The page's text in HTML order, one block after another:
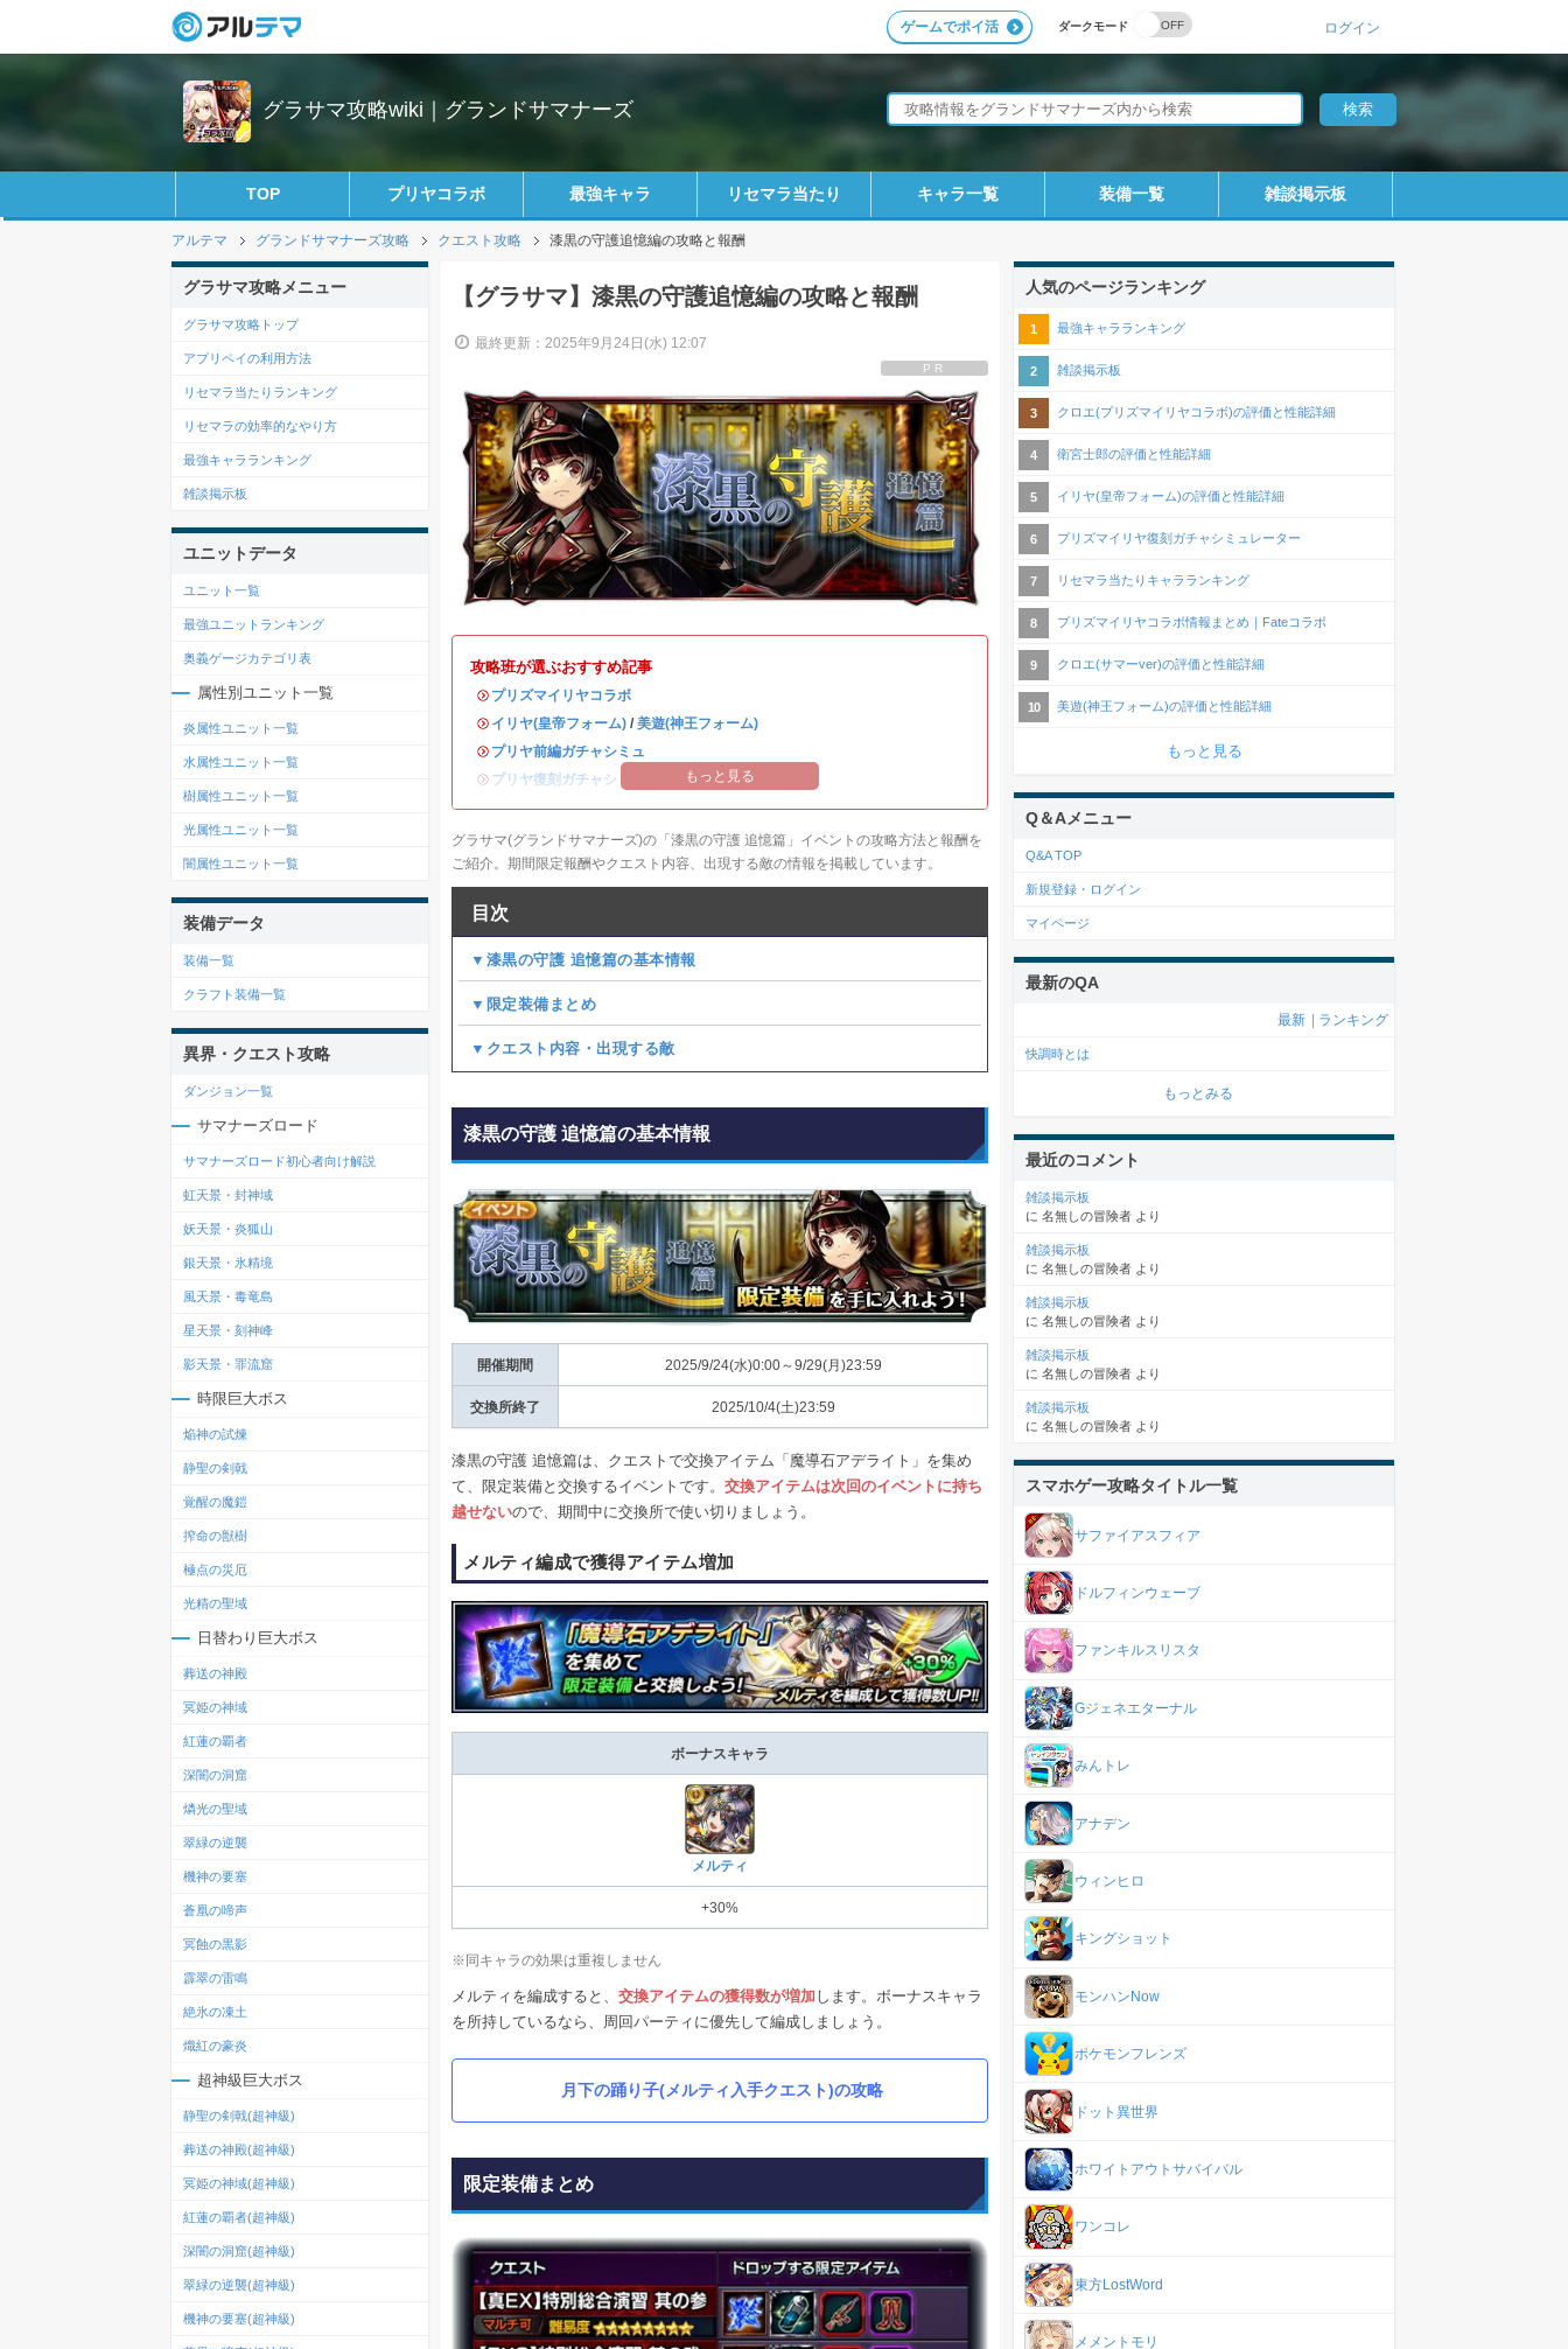
ダークモード
ゲームでポイ活 ログイン
グラサマ攻略wiki｜グランドサマナーズ
TOP プリヤコラボ 最強キャラ リセマラ当たり キャラ一覧 装備一覧 雑談掲示板
アルテマ グランドサマナーズ攻略 クエスト攻略 漆黒の守護追憶編の攻略と報酬
【グラサマ】漆黒の守護追憶編の攻略と報酬
最終更新：2025年9月24日(水) 12:07
PR
攻略班が選ぶおすすめ記事
・ プリズマイリヤコラボ
・ イリヤ(皇帝フォーム) / 美遊(神王フォーム)
・ プリヤ前編ガチャシミュ
・ プリヤ復刻ガチャシミュ もっと見る
グラサマ(グランドサマナーズ)の「漆黒の守護 追憶篇」イベントの攻略方法と報酬を
ご紹介。期間限定報酬やクエスト内容、出現する敵の情報を掲載しています。
目次
▼漆黒の守護 追憶篇の基本情報
▼限定装備まとめ
▼クエスト内容・出現する敵
漆黒の守護 追憶篇の基本情報
開催期間 2025/9/24(水)0:00～9/29(月)23:59
交換所終了 2025/10/4(土)23:59
漆黒の守護 追憶篇は、クエストで交換アイテム「魔導石アデライト」を集め
て、限定装備と交換するイベントです。 交換アイテムは次回のイベントに持ち
越せないので、期間中に交換所で使い切りましょう。
メルティ編成で獲得アイテム増加
ボーナスキャラ
メルティ
+30%
※同キャラの効果は重複しません
メルティを編成すると、 交換アイテムの獲得数が増加 します。ボーナスキャラ
を所持しているなら、周回パーティに優先して編成しましょう。
月下の踊り子(メルティ入手クエスト)の攻略
限定装備まとめ
グラサマ攻略メニュー
グラサマ攻略トップ
アプリペイの利用方法
リセマラ当たりランキング
リセマラの効率的なやり方
最強キャラランキング
雑談掲示板
ユニットデータ
ユニット一覧
最強ユニットランキング
奥義ゲージカテゴリ表
属性別ユニット一覧
炎属性ユニット一覧
水属性ユニット一覧
樹属性ユニット一覧
光属性ユニット一覧
闇属性ユニット一覧
装備データ
装備一覧
クラフト装備一覧
異界・クエスト攻略
ダンジョン一覧
サマナーズロード
サマナーズロード初心者向け解説
虹天景・封神域
妖天景・炎狐山
銀天景・氷精境
風天景・毒竜島
星天景・刻神峰
影天景・罪流窟
時限巨大ボス
焔神の試煉
静聖の剣戟
覚醒の魔鎧
搾命の獣樹
極点の災厄
光精の聖域
日替わり巨大ボス
葬送の神殿
冥姫の神域
紅蓮の覇者
深闇の洞窟
燐光の聖域
翠緑の逆襲
機神の要塞
蒼凰の啼声
冥蝕の黒影
霹翠の雷鳴
絶氷の凍土
熾紅の豪炎
超神級巨大ボス
静聖の剣戟(超神級)
葬送の神殿(超神級)
冥姫の神域(超神級)
紅蓮の覇者(超神級)
深闇の洞窟(超神級)
翠緑の逆襲(超神級)
機神の要塞(超神級)
人気のページランキング
最強キャラランキング
雑談掲示板
クロエ(プリズマイリヤコラボ)の評価と性能詳細
衛宮士郎の評価と性能詳細
イリヤ(皇帝フォーム)の評価と性能詳細
プリズマイリヤ復刻ガチャシミュレーター
リセマラ当たりキャラランキング
プリズマイリヤコラボ情報まとめ｜Fateコラボ
クロエ(サマーver)の評価と性能詳細
美遊(神王フォーム)の評価と性能詳細
もっと見る
Q＆Aメニュー
Q&A TOP
新規登録・ログイン
マイページ
最新のQA
最新 ランキング
快調時とは
もっとみる
最近のコメント
雑談掲示板
に 名無しの冒険者 より
雑談掲示板
に 名無しの冒険者 より
雑談掲示板
に 名無しの冒険者 より
雑談掲示板
に 名無しの冒険者 より
雑談掲示板
に 名無しの冒険者 より
スマホゲー攻略タイトル一覧
サファイアスフィア
ドルフィンウェーブ
ファンキルスリスタ
Gジェネエターナル
みんトレ
アナデン
ウィンヒロ
キングショット
モンハンNow
ポケモンフレンズ
ドット異世界
ホワイトアウトサバイバル
ワンコレ
東方LostWord
メメントモリ